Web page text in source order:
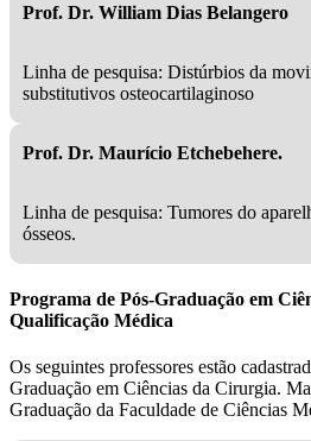
Prof. Dr. William Dias Belangero
Linha de pesquisa: Distúrbios da
substitutivos osteocartilaginoso
Prof. Dr. Maurício Etchebehere.
Linha de pesquisa: Tumores do
ósseos.
Programa de Pós-Graduação em
Qualificação Médica
Os seguintes professores estão
Graduação em Ciências da Cirurgia.
Graduação da Faculdade de Ciências